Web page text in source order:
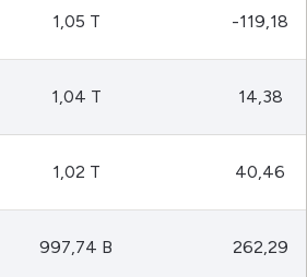
1,05 T -119,18
1,04 T 14,38
1,02 T 40,46
997,74 B 262,29